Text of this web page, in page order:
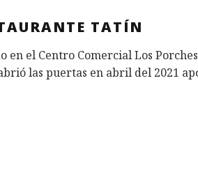
TATÍN
en el Centro Comercial Los
las puertas en abril del 2021